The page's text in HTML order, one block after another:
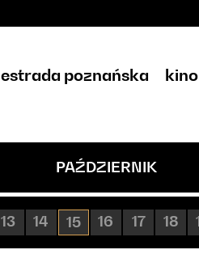
estrada poznańska
PAŹDZIERNIK
13 14 15 16 17 18